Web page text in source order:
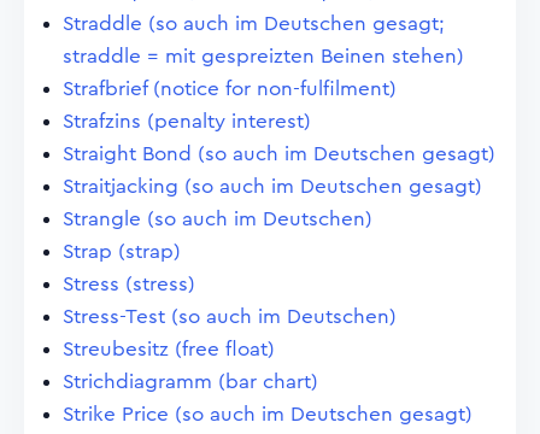
Straddle (so auch im Deutschen gesagt;
straddle = mit gespreizten Beinen stehen)
Strafbrief (notice for non-fulfilment)
Strafzins (penalty interest)
Straight Bond (so auch im Deutschen gesagt)
Straitjacking (so auch im Deutschen gesagt)
Strangle (so auch im Deutschen)
Strap (strap)
Stress (stress)
Stress-Test (so auch im Deutschen)
Streubesitz (free float)
Strichdiagramm (bar chart)
Strike Price (so auch im Deutschen gesagt)